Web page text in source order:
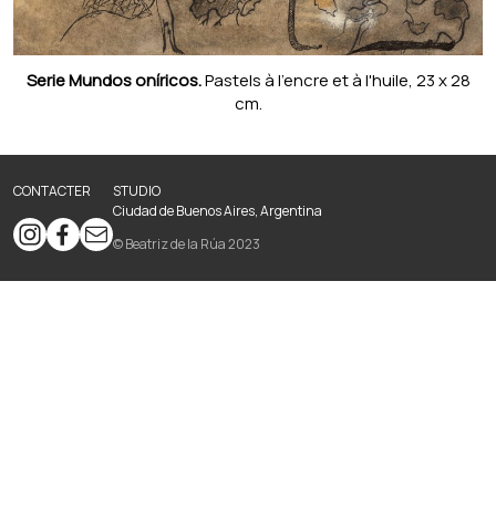
Actualités
Serie Mundos oníricos.Pastels à l'encre et à l'huile, 23 x 28
cm.
CONTACTER
STUDIO
Ciudad de Buenos Aires, Argentina
© Beatriz de la Rúa 2023